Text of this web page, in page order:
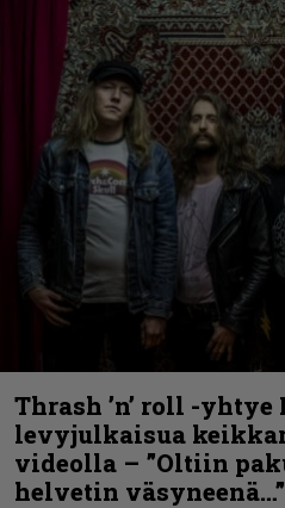
Thrash ’n’ roll -
levyjulkaisua
videolla – ”Oltiin
helvetin väsyneenä…”